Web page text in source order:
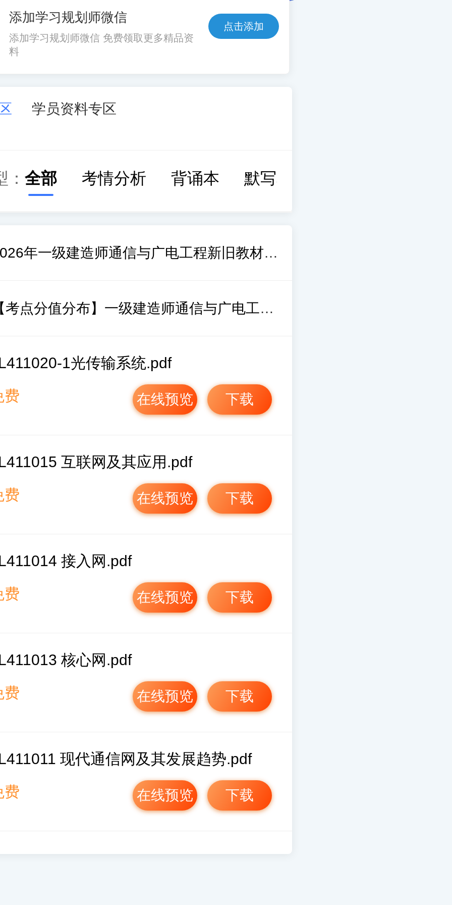
添加学习规划师微信
添加学习规划师微信 免费领取更多精品资
料
点击添加
学员资料专区
全部 考情分析 背诵本 默写本
2026年一级建造师通信与广电工程新旧教材对比
【考点分值分布】一级建造师通信与广电工程分值分布情况
1光传输系统.pdf
费
下载
在线预览
互联网及其应用.pdf
费
下载
在线预览
接入网.pdf
费
下载
在线预览
核心网.pdf
费
下载
在线预览
现代通信网及其发展趋势.pdf
费
下载
在线预览